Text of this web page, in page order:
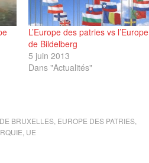
L’Europe des patries vs l’Europe
de Bildelberg
5 juin 2013
Dans "Actualités"
BRUXELLES EUROPE DES PATRIES
UE